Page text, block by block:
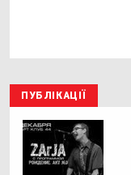
ПУБЛІКАЦІЇ